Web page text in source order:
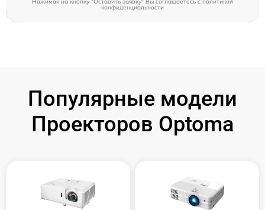
конфиденциальности
Популярные модели
Проекторов Optoma